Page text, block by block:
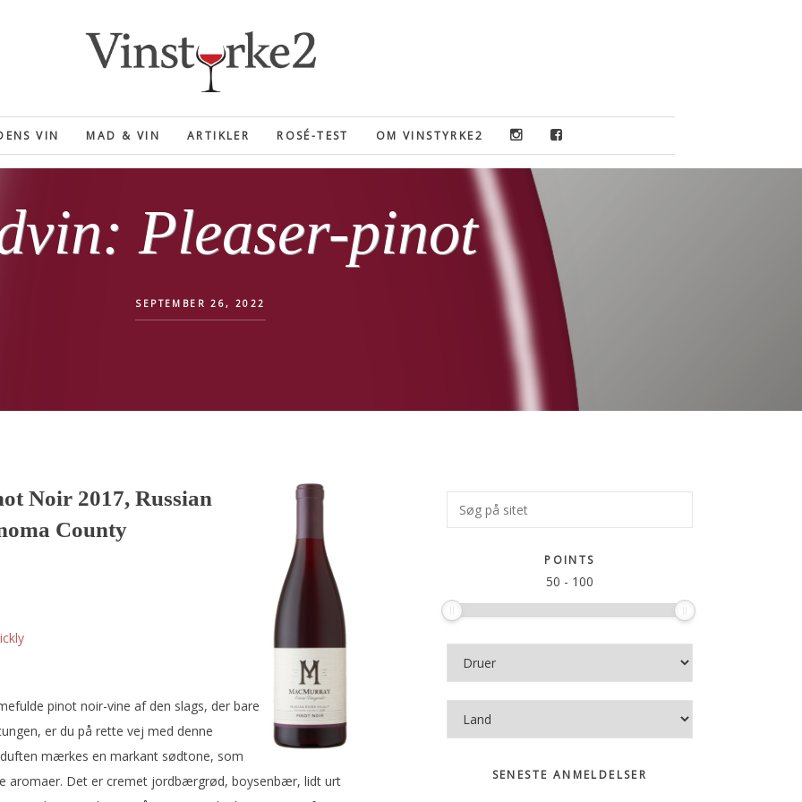
VIN MAD & VIN ARTIKLER ROSÉ-TEST OM VINSTYRKE2
Pleaser-pinot
SEPTEMBER 26, 2022
Noir 2017, Russian
County
pinot noir-vine af den slags, der bare
er du på rette vej med denne
mærkes en markant sødtone, som
aromaer. Det er cremet jordbærgrød, boysenbær, lidt urt
Primær
Sidebar
Søg
på
POINTS
50 - 100
SENESTE ANMELDELSER